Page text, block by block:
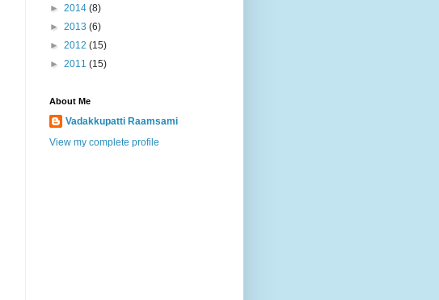
► 2014 (8)
► 2013 (6)
► 2012 (15)
► 2011 (15)
About Me
Vadakkupatti Raamsami
View my complete profile